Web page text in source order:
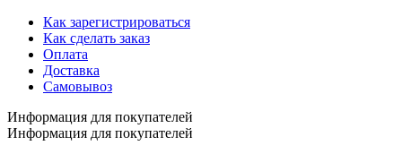
Как зарегистрироваться
Как сделать заказ
Оплата
Доставка
Самовывоз
Информация для покупателей
Информация для покупателей